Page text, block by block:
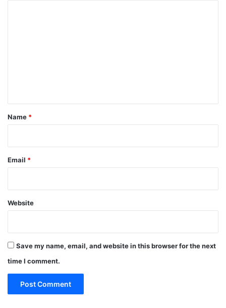
*
Name *
Email *
Website
Save my name, email, and website in this browser for the next
time I comment.